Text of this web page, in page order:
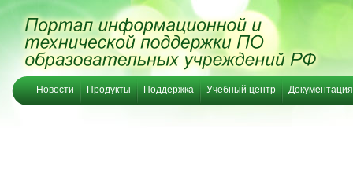
Новости Продукты Поддержка Учебный центр Документация